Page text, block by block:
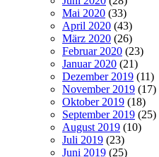
Mai 2020 (33)
April 2020 (43)
März 2020 (26)
Februar 2020 (23)
Januar 2020 (21)
Dezember 2019 (11)
November 2019 (17)
Oktober 2019 (18)
September 2019 (25)
August 2019 (10)
Juli 2019 (23)
Juni 2019 (25)